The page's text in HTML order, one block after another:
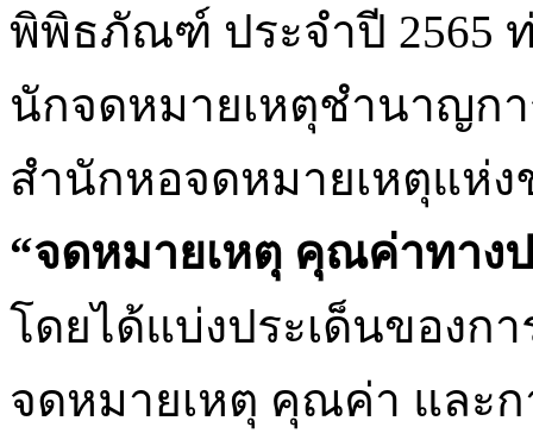
พิพิธภัณฑ์ ประจำปี 2565
นักจดหมายเหตุชำนาญก
สำนักหอจดหมายเหตุแห่
“จดหมายเหตุ คุณค่าทาง
โดยได้แบ่งประเด็นของก
จดหมายเหตุ คุณค่า และก